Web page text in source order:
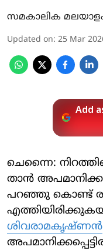
സമകാലിക
Updated on: 25 Mar
Add
ചെന്നൈ:
താൻ
പറഞ്ഞു കൊണ്ട്
ശിവരാമകൃഷ്ണൻ